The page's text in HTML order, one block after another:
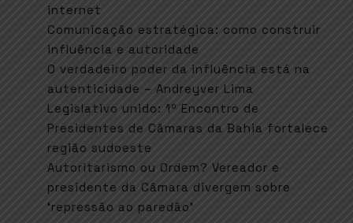
internet
Comunicação estratégica: como construir
influência e autoridade
O verdadeiro poder da influência está na
autenticidade – Andreyver Lima
Legislativo unido: 1º Encontro de
Presidentes de Câmaras da Bahia fortalece
região sudoeste
Autoritarismo ou Ordem? Vereador e
presidente da Câmara divergem sobre
‘repressão ao paredão’